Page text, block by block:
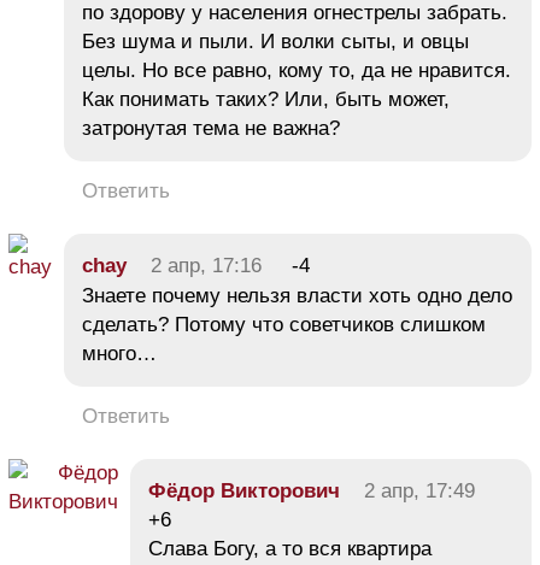
по здорову у населения огнестрелы забрать.
Без шума и пыли. И волки сыты, и овцы
целы. Но все равно, кому то, да не нравится.
Как понимать таких? Или, быть может,
затронутая тема не важна?
Ответить
chay 2 апр, 17:16
-4
Знаете почему нельзя власти хоть одно дело
сделать? Потому что советчиков слишком
много…
Ответить
Фёдор Викторович
2 апр, 17:49
+6
Слава Богу, а то вся квартира